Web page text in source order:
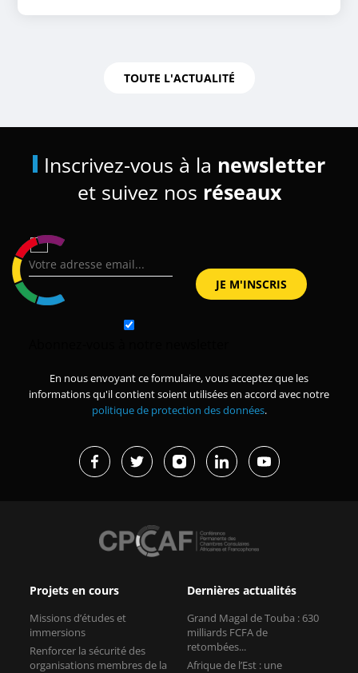
TOUTE L'ACTUALITÉ
Inscrivez-vous à la newsletter
et suivez nos réseaux
En nous envoyant ce formulaire, vous acceptez que les
informations qu'il contient soient utilisées en accord avec notre
politique de protection des données.
Projets en cours
Missions d’études et
immersions
Renforcer la sécurité des
organisations membres de la
Dernières actualités
Grand Magal de Touba : 630
milliards FCFA de
retombées...
Afrique de l’Est : une